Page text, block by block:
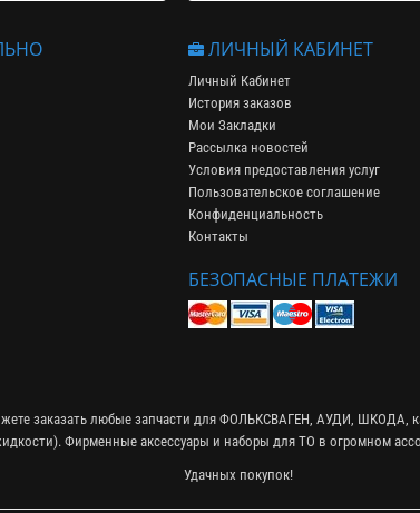
ЛИЧНЫЙ КАБИНЕТ
Личный Кабинет
История заказов
Мои Закладки
Рассылка новостей
Условия предоставления услуг
Пользовательское соглашение
Конфиденциальность
Контакты
БЕЗОПАСНЫЕ ПЛАТЕЖИ
заказать любые запчасти для ФОЛЬКСВАГЕН, АУДИ, ШКОДА,
). Фирменные аксессуары и наборы для ТО в огромном
Удачных покупок!